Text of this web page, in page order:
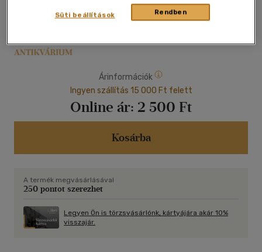
Árinformációk
Ingyen szállítás 15 000 Ft felett
Online ár: 2 500 Ft
Kosárba
A termék megvásárlásával
250 pontot szerezhet
Legyen Ön is törzsvásárlónk, kártyájára akár 10%
visszajár.
Rendben
Süti beállítások